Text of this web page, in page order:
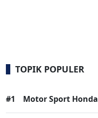
TOPIK POPULER
#1 Motor Sport Honda